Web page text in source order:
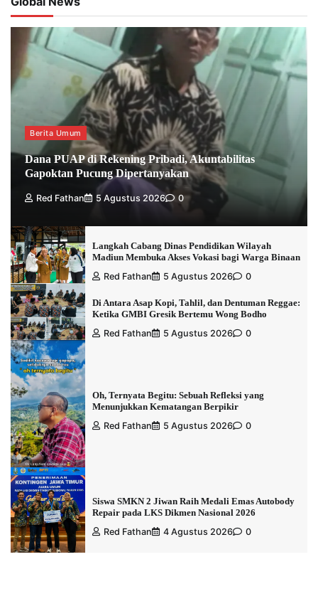
Berita Umum
Dana PUAP di Rekening Pribadi, Akuntabilitas
Gapoktan Pucung Dipertanyakan
Red Fathan 5 Agustus 2026 0
Langkah Cabang Dinas Pendidikan Wilayah
Madiun Membuka Akses Vokasi bagi Warga Binaan
Red Fathan
5 Agustus 2026 0
Di Antara Asap Kopi, Tahlil, dan Dentuman Reggae:
Ketika GMBI Gresik Bertemu Wong Bodho
Red Fathan
5 Agustus 2026 0
Oh, Ternyata Begitu: Sebuah Refleksi yang
Menunjukkan Kematangan Berpikir
Red Fathan
5 Agustus 2026 0
Siswa SMKN 2 Jiwan Raih Medali Emas Autobody
Repair pada LKS Dikmen Nasional 2026
Red Fathan
4 Agustus 2026 0